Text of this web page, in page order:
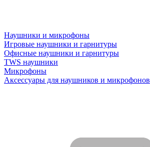
Наушники и микрофоны
Игровые наушники и гарнитуры
Офисные наушники и гарнитуры
TWS наушники
Микрофоны
Аксессуары для наушников и микрофонов